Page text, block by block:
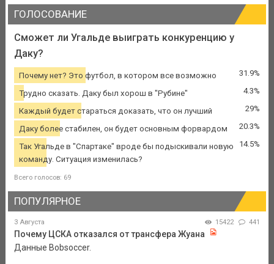
ГОЛОСОВАНИЕ
Сможет ли Угальде выиграть конкуренцию у
Даку?
Почему нет? Это футбол, в котором все возможно 31.9%
Трудно сказать. Даку был хорош в "Рубине" 4.3%
Каждый будет стараться доказать, что он лучший 29%
Даку более стабилен, он будет основным форвардом 20.3%
Так Угальде в "Спартаке" вроде бы подыскивали новую
команду. Ситуация изменилась?
14.5%
Всего голосов: 69
ПОПУЛЯРНОЕ
3 Августа 15422 441
Почему ЦСКА отказался от трансфера Жуана
Данные Bobsoccer.